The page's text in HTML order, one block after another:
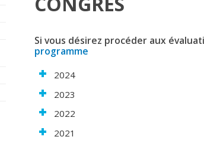
Si vous désirez procéder aux
programme
2024
2023
2022
2021